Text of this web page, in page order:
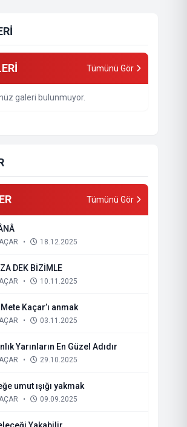
Tümünü Gör
galeri bulunmuyor.
Tümünü Gör
• 18.12.2025
DEK BİZİMLE
• 10.11.2025
Kaçar’ı anmak
• 03.11.2025
Yarınların En Güzel Adıdır
• 29.10.2025
umut ışığı yakmak
• 09.09.2025